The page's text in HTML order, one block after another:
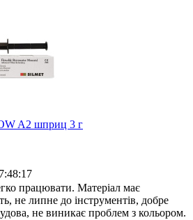
A2 шприц 3 г
працювати. Матеріал має
не липне до інструментів, добре
не виникає проблем з кольором.